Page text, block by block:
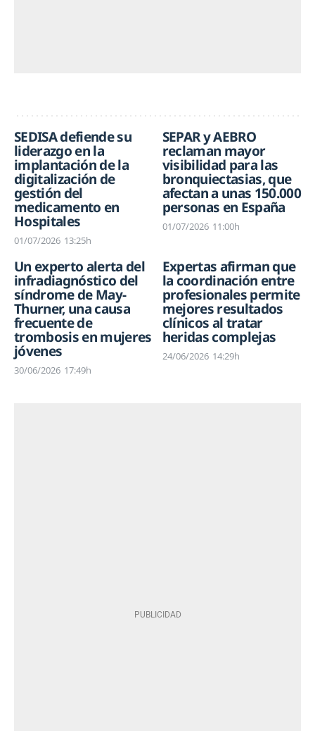
SEDISA defiende su
liderazgo en la
implantación de la
digitalización de
gestión del
medicamento en
Hospitales
01/07/2026 13:25h
SEPAR y AEBRO
reclaman mayor
visibilidad para las
bronquiectasias, que
afectan a unas 150.000
personas en España
01/07/2026 11:00h
Un experto alerta del
infradiagnóstico del
síndrome de May-
Thurner, una causa
frecuente de
trombosis en mujeres
jóvenes
30/06/2026 17:49h
Expertas afirman que
la coordinación entre
profesionales permite
mejores resultados
clínicos al tratar
heridas complejas
24/06/2026 14:29h